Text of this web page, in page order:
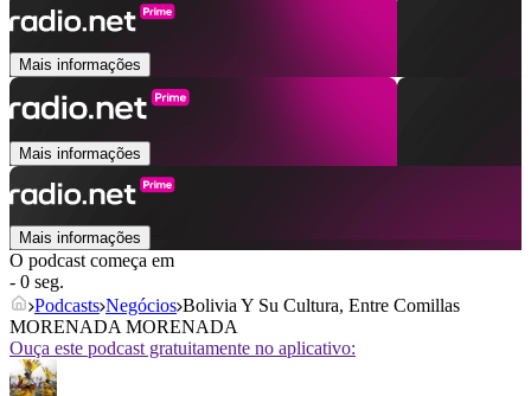
Mais informações
Mais informações
Mais informações
O podcast começa em
- 0 seg.
Podcasts Negócios Bolivia Y Su Cultura, Entre Comillas
MORENADA MORENADA
Ouça este podcast gratuitamente no aplicativo: